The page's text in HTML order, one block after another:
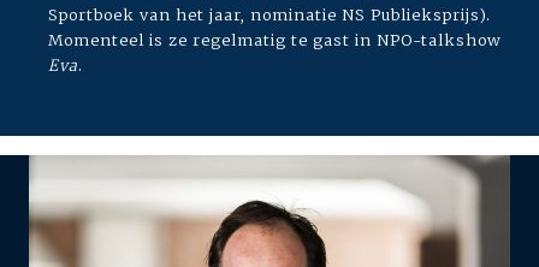
Sportboek van het jaar, nominatie NS Publieksprijs).
Momenteel is ze regelmatig te gast in NPO-talkshow
Eva.